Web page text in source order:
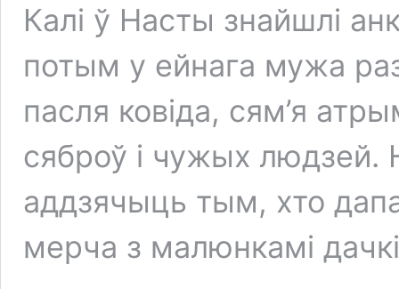
Калі ў Насты знайшлі
потым у ейнага мужа
пасля ковіда, сям’я
сяброў і чужых людзей.
аддзячыць тым, хто
мерча з малюнкамі